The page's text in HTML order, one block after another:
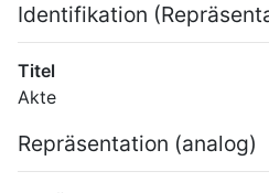
Identifikation
Titel
Akte
Repräsentation (analog)